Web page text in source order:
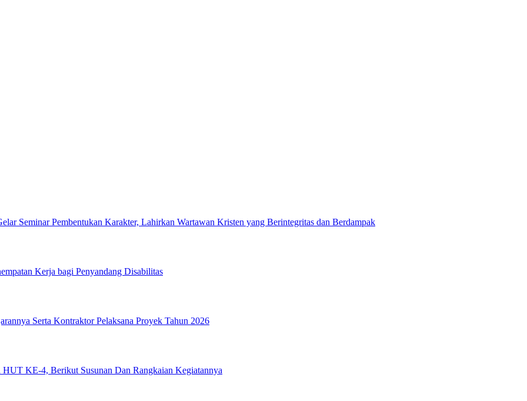
Seminar Pembentukan Karakter, Lahirkan Wartawan Kristen yang Berintegritas dan Berdampak
Kerja bagi Penyandang Disabilitas
Serta Kontraktor Pelaksana Proyek Tahun 2026
KE-4, Berikut Susunan Dan Rangkaian Kegiatannya